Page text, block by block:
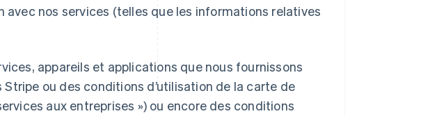
nos services (telles que les informations relatives
appareils et applications que nous fournissons
ou des conditions d’utilisation de la carte de
aux entreprises ») ou encore des conditions